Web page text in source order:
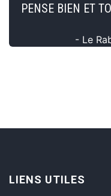
PENSE BIEN ET
- Le
LIENS UTILES